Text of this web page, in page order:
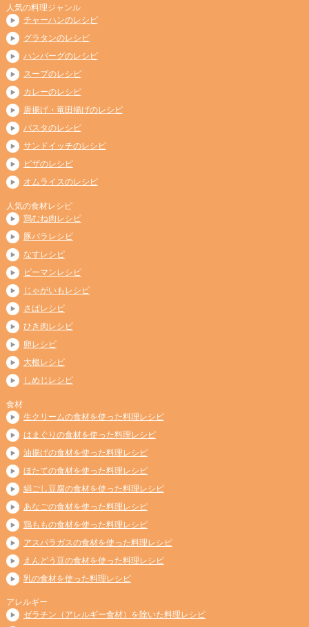
人気の料理ジャンル
チャーハンのレシピ
グラタンのレシピ
ハンバーグのレシピ
スープのレシピ
カレーのレシピ
唐揚げ・竜田揚げのレシピ
パスタのレシピ
サンドイッチのレシピ
ピザのレシピ
オムライスのレシピ
人気の食材レシピ
鶏むね肉レシピ
豚バラレシピ
なすレシピ
ピーマンレシピ
じゃがいもレシピ
さばレシピ
ひき肉レシピ
卵レシピ
大根レシピ
しめじレシピ
食材
生クリームの食材を使った料理レシピ
はまぐりの食材を使った料理レシピ
油揚げの食材を使った料理レシピ
ほたての食材を使った料理レシピ
絹ごし豆腐の食材を使った料理レシピ
あなごの食材を使った料理レシピ
鶏ももの食材を使った料理レシピ
アスパラガスの食材を使った料理レシピ
えんどう豆の食材を使った料理レシピ
乳の食材を使った料理レシピ
アレルギー
ゼラチン（アレルギー食材）を除いた料理レシピ